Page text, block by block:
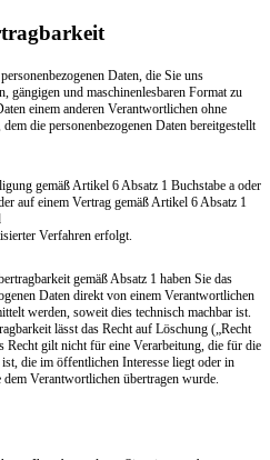
Daten, die Sie uns
gängigen und maschinenlesbaren Format zu
einem anderen Verantwortlichen ohne
die personenbezogenen Daten bereitgestellt
gemäß Artikel 6 Absatz 1 Buchstabe a oder
auf einem Vertrag gemäß Artikel 6 Absatz 1
Verfahren erfolgt.
gemäß Absatz 1 haben Sie das
Daten direkt von einem Verantwortlichen
werden, soweit dies technisch machbar ist.
lässt das Recht auf Löschung („Recht
Recht gilt nicht für eine Verarbeitung, die für die
die im öffentlichen Interesse liegt oder in
Verantwortlichen übertragen wurde.